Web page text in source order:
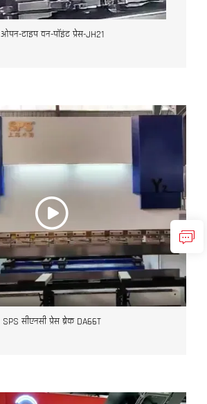
ओपन-टाइप वन-पॉइंट प्रेस-JH21
SPS सीएनसी प्रेस ब्रेक DA66T